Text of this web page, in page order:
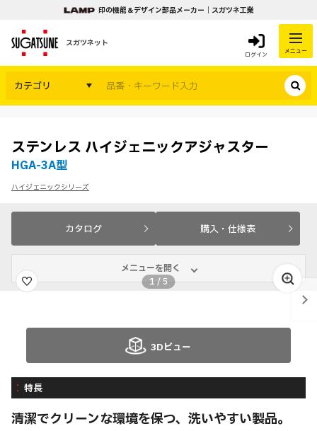
印の機能＆デザイン部品メーカー｜スガツネ工業
スガツネット
ログイン メニュー
カテゴリ
ステンレス ハイジェニックアジャスター
HGA-3A型
ハイジェニックシリーズ
カタログ 購入・仕様表
メニューを開く
1 /5
3Dビュー
特長
清潔でクリーンな環境を保つ、洗いやすい製品。